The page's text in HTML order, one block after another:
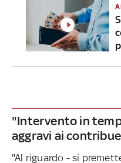
"Intervento in
aggravi ai
"Al riguardo - si